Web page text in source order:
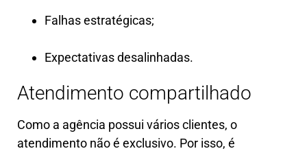
Falhas estratégicas;
Expectativas desalinhadas.
Atendimento compartilhado
Como a agência possui vários clientes, o
atendimento não é exclusivo. Por isso, é